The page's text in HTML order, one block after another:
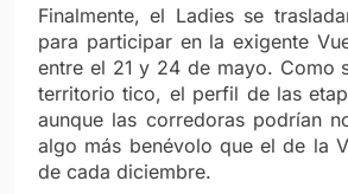
Finalmente, el Ladies se
para participar en la exigente
entre el 21 y 24 de mayo. Como
territorio tico, el perfil de las
aunque las corredoras podrían
algo más benévolo que el de la
de cada diciembre.